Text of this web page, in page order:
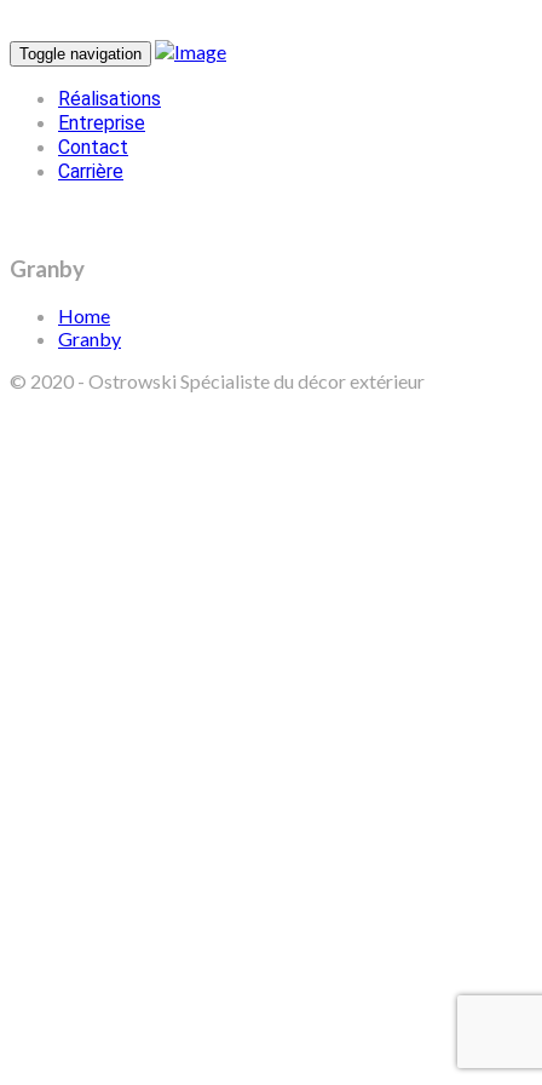
Toggle navigation
Réalisations
Entreprise
Contact
Carrière
Granby
Home
Granby
© 2020 - Ostrowski Spécialiste du décor extérieur